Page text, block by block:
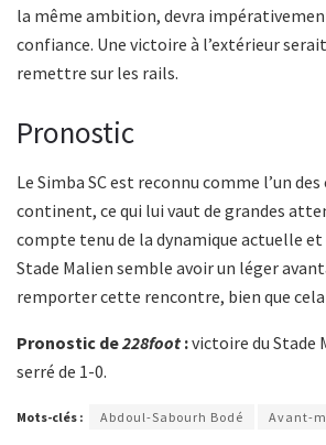
la même ambition, devra
confiance. Une victoire à l’extérieur
remettre sur les rails.
Pronostic
Le Simba SC est reconnu comme l’un
continent, ce qui lui vaut de grandes
compte tenu de la dynamique actuelle
Stade Malien semble avoir un léger
remporter cette rencontre, bien que cela
Pronostic de228foot :victoire du Stade
serré de 1-0.
Mots-clés : Abdoul-Sabourh Bodé Avant-